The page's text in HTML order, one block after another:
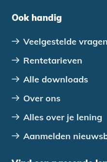
Ook handig
Veelgestelde vragen
Rentetarieven
Alle downloads
Over ons
Alles over je lening
Aanmelden